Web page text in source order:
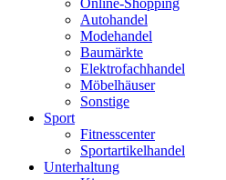
Online-Shopping
Autohandel
Modehandel
Baumärkte
Elektrofachhandel
Möbelhäuser
Sonstige
Sport
Fitnesscenter
Sportartikelhandel
Unterhaltung